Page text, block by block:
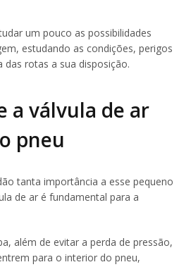
um pouco as possibilidades
estudando as condições, perigos
das rotas a sua disposição.
a válvula de ar
pneu
tanta importância a esse pequeno
de ar é fundamental para a
além de evitar a perda de pressão,
para o interior do pneu,